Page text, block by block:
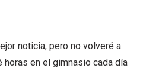
noticia, pero no volveré a
horas en el gimnasio cada día